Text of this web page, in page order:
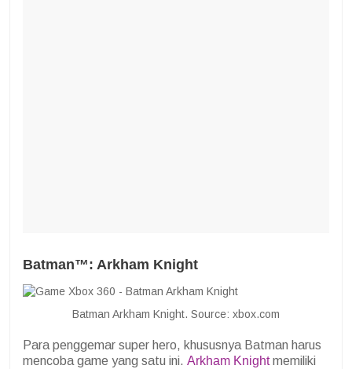
Batman™: Arkham Knight
Batman Arkham Knight. Source: xbox.com
Para penggemar super hero, khususnya Batman harus
mencoba game yang satu ini. Arkham Knightmemiliki